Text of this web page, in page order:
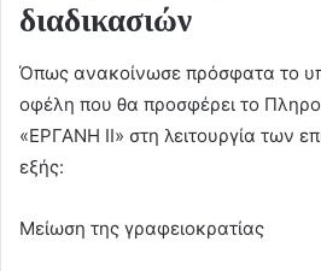
διαδικασιών
Όπως ανακοίνωσε πρόσφατα το
οφέλη που θα προσφέρει το
«ΕΡΓΑΝΗ ΙΙ» στη λειτουργία των
εξής:
Μείωση της γραφειοκρατίας